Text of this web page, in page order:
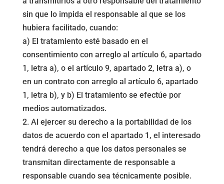
sin que lo impida el responsable al que se los
hubiera facilitado, cuando:
a) El tratamiento esté basado en el
consentimiento con arreglo al artículo 6, apartado
1, letra a), o el artículo 9, apartado 2, letra a), o
en un contrato con arreglo al artículo 6, apartado
1, letra b), y b) El tratamiento se efectúe por
medios automatizados.
2. Al ejercer su derecho a la portabilidad de los
datos de acuerdo con el apartado 1, el interesado
tendrá derecho a que los datos personales se
transmitan directamente de responsable a
responsable cuando sea técnicamente posible.